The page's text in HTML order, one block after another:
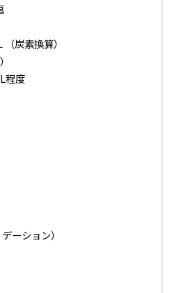
炭素換算）
程度
ーション）